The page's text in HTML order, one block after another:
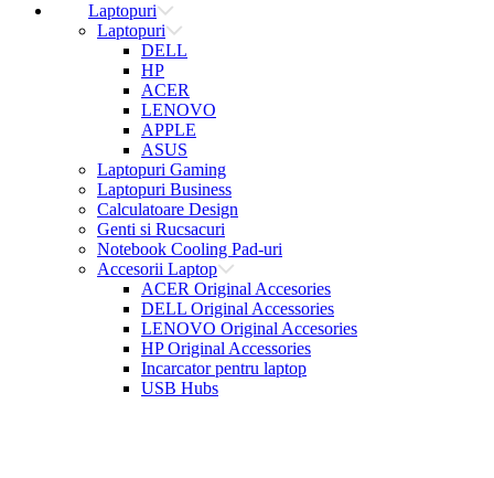
Laptopuri
Laptopuri
DELL
HP
ACER
LENOVO
APPLE
ASUS
Laptopuri Gaming
Laptopuri Business
Calculatoare Design
Genti si Rucsacuri
Notebook Cooling Pad-uri
Accesorii Laptop
ACER Original Accesories
DELL Original Accessories
LENOVO Original Accesories
HP Original Accessories
Incarcator pentru laptop
USB Hubs